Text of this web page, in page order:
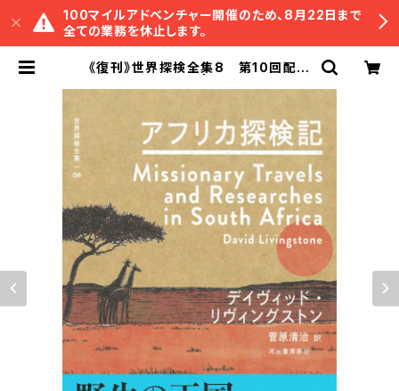
100マイルアドベンチャー開催のため、8月22日まで
全ての業務を休止します。
《復刊》世界探検全集8 第10回配本